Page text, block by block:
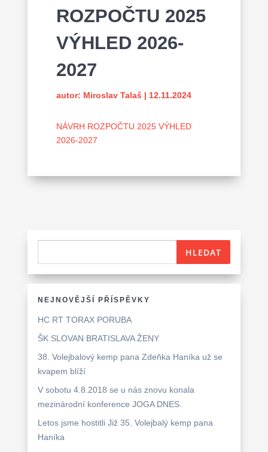
ROZPOČTU 2025
VÝHLED 2026-
2027
autor: Miroslav Talaš | 12.11.2024
NÁVRH ROZPOČTU 2025 VÝHLED
2026-2027
NEJNOVĚJŠÍ PŘÍSPĚVKY
HC RT TORAX PORUBA
ŠK SLOVAN BRATISLAVA ŽENY
38. Volejbalový kemp pana Zdeňka Haníka už se
kvapem blíží
V sobotu 4.8.2018 se u nás znovu konala
mezinárodní konference JOGA DNES.
Letos jsme hostitli Již 35. Volejbalý kemp pana
Haníka